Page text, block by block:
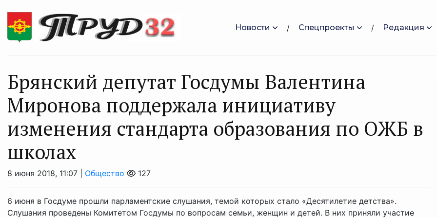
Новости Спецпроекты Редакция
Брянский депутат Госдумы Валентина
Миронова поддержала инициативу
изменения стандарта образования по ОЖБ в
школах
8 июня 2018, 11:07 | Общество 127
6 июня в Госдуме прошли парламентские слушания, темой которых стало «Десятилетие детства».
Слушания проведены Комитетом Госдумы по вопросам семьи, женщин и детей. В них приняли участие